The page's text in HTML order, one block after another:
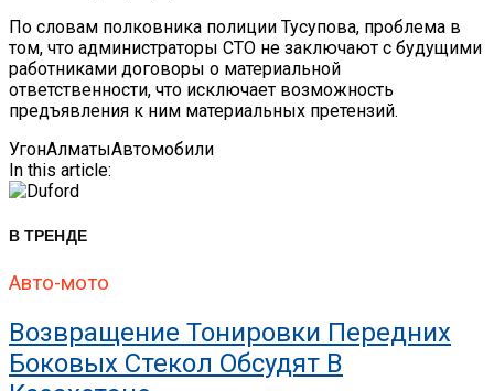
По словам полковника полиции Тусупова, проблема в
том, что администраторы СТО не заключают с будущими
работниками договоры о материальной
ответственности, что исключает возможность
предъявления к ним материальных претензий.
УгонАлматыАвтомобили
In this article:
В ТРЕНДЕ
Авто-мото
Возвращение Тонировки Передних
Боковых Стекол Обсудят В